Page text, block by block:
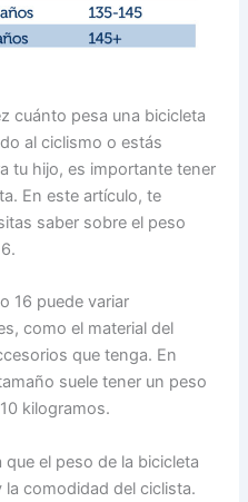
cuánto pesa una bicicleta
al ciclismo o estás
tu hijo, es importante tener
En este artículo, te
saber sobre el peso
16 puede variar
como el material del
que tenga. En
suele tener un peso
kilogramos.
el peso de la bicicleta
comodidad del ciclista.